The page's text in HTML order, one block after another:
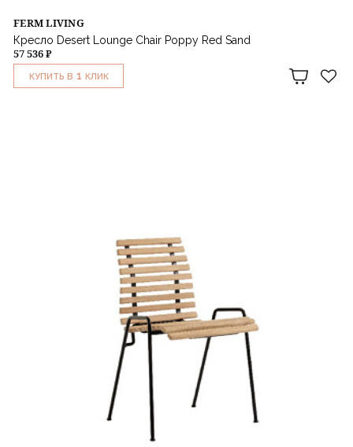
FERM LIVING
Кресло Desert Lounge Chair Poppy Red Sand
57 536 ₽
КУПИТЬ В 1 КЛИК